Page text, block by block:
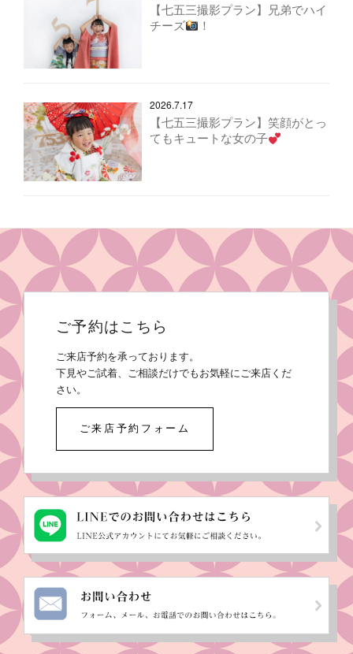
【七五三撮影プラン】兄弟でハイ
チーズ
！
2026.7.17
【七五三撮影プラン】笑顔がとっ
てもキュートな女の子
ご予約はこちら
ご来店予約を承っております。
下見やご試着、ご相談だけでもお気軽にご来店くだ
さい。
ご来店予約フォーム